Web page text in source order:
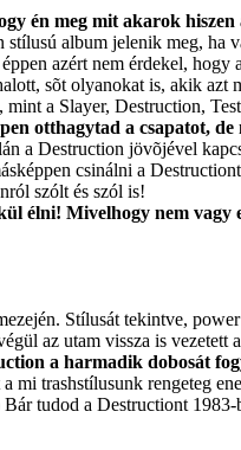
én meg mit akarok
album jelenik meg,
azért nem érdekel,
sõt olyanokat is, akik
a Slayer, Destruction,
otthagytad a csapatot, de
a Destruction jövõjével
csinálni a
szólt és szól is!
élni! Mivelhogy nem vagy
Stílusát tekintve,
az utam vissza is vezetett
a harmadik dobosát
mi trashstílusunk rengeteg
tudod a Destructiont